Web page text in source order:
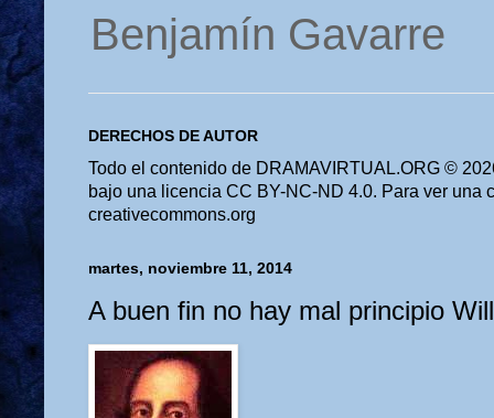
Benjamín Gavarre
DERECHOS DE AUTOR
Todo el contenido de DRAMAVIRTUAL.ORG ©
bajo una licencia CC BY-NC-ND 4.0. Para ver una
creativecommons.org
martes, noviembre 11, 2014
A buen fin no hay mal principio